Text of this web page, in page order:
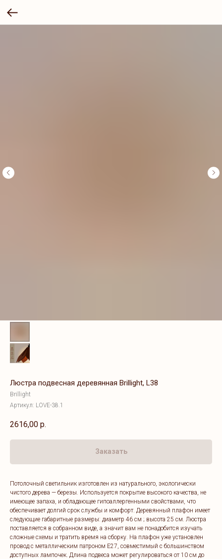
Люстра подвесная деревянная Brillight, L38
Brillight
Артикул: LOVE-38.1
2616,00 р.
Заказать
Потолочный светильник изготовлен из натурального, экологически
чистого дерева — березы. Используется покрытие высокого качества, не
имеющее запаха, и обладающее гипоаллергенными свойствами, что
обеспечивает долгий срок службы и комфорт. Деревянный плафон имеет
следующие габаритные размеры: диаметр 46 см ; высота 25 см. Люстра
поставляется в собранном виде, а значит вам не понадобится изучать
сложные схемы и тратить время на сборку. На плафон уже установлен
провод с металлическим патроном E27, совместимый с большинством
доступных лампочек. Длина подвеса может регулироваться от 10 см до